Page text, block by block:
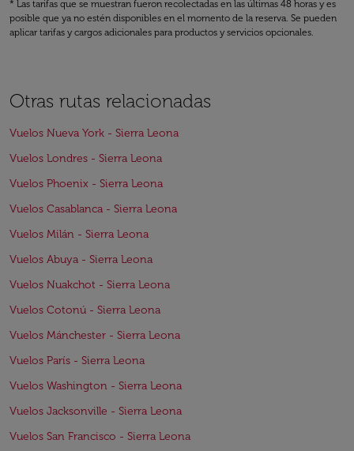
* Las tarifas que se muestran fueron recolectadas en las últimas 48 horas y es
posible que ya no estén disponibles en el momento de la reserva. Se pueden
aplicar tarifas y cargos adicionales para productos y servicios opcionales.
Otras rutas relacionadas
Vuelos Nueva York - Sierra Leona
Vuelos Londres - Sierra Leona
Vuelos Phoenix - Sierra Leona
Vuelos Casablanca - Sierra Leona
Vuelos Milán - Sierra Leona
Vuelos Abuya - Sierra Leona
Vuelos Nuakchot - Sierra Leona
Vuelos Cotonú - Sierra Leona
Vuelos Mánchester - Sierra Leona
Vuelos París - Sierra Leona
Vuelos Washington - Sierra Leona
Vuelos Jacksonville - Sierra Leona
Vuelos San Francisco - Sierra Leona